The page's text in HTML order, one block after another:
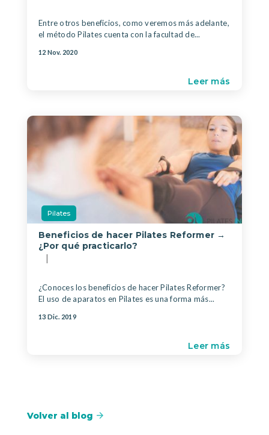
Entre otros beneficios, como veremos más adelante,
el método Pilates cuenta con la facultad de...
12 Nov. 2020
Leer más
Pilates
Beneficios de hacer Pilates Reformer →
¿Por qué practicarlo?
|
¿Conoces los beneficios de hacer Pilates Reformer?
El uso de aparatos en Pilates es una forma más...
13 Dic. 2019
Leer más
Volver al blog